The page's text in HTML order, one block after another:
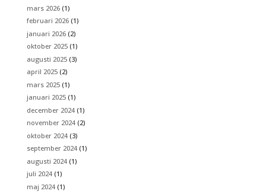
mars 2026(1)
februari 2026(1)
januari 2026(2)
oktober 2025(1)
augusti 2025(3)
april 2025(2)
mars 2025(1)
januari 2025(1)
december 2024(1)
november 2024(2)
oktober 2024(3)
september 2024(1)
augusti 2024(1)
juli 2024(1)
maj 2024(1)